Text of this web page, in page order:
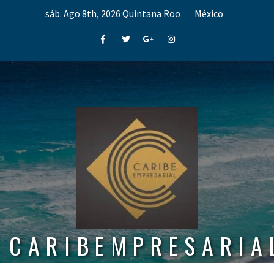
sáb. Ago 8th, 2026 Quintana Roo México
FacebookTwitterGoogle+Instagram